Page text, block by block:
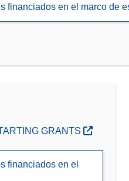
financiados en el marco de
GRANTS
financiados en el